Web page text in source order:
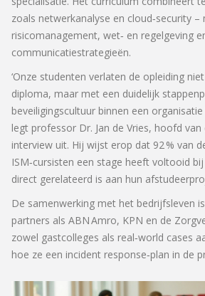
zoals netwerkanalyse en cloud‑security
risicomanagement, wet‑ en regelgeving
communicatiestrategieën.
‘Onze studenten verlaten de opleiding
diploma, maar met een duidelijk
beveiligingscultuur binnen een
legt professor Dr. Jan de Vries, hoofd van
interview uit. Hij wijst erop dat 92 % van
ISM‑cursisten een stage heeft voltooid
direct gerelateerd is aan hun
De samenwerking met het bedrijfsleven
partners als ABN Amro, KPN en de
zowel gastcolleges als real‑world cases
hoe ze een incident response‑plan in de